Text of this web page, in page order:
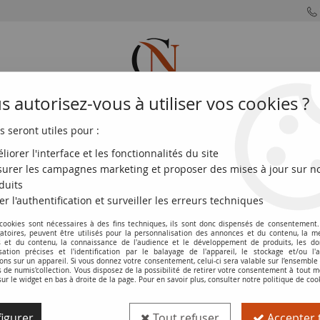
FRANÇAISES DU MONDE EUROS
10000 Guaranies - J.G Rodriguez de Francia - 2022 (2024) -
Billet Paraguay 10000 Guaranies - J.G
Réf. :NCB9187
autorisez-vous à utiliser vos cookies ?
seront utiles pour :
l'interface et les fonctionnalités du site
les campagnes marketing et proposer des mises à jour sur
l'authentification et surveiller les erreurs techniques
sont nécessaires à des fins techniques, ils sont donc dispensés de
peuvent être utilisés pour la personnalisation des annonces et du contenu, la
et du contenu, la connaissance de l'audience et le développement de produits, les
précises et l'identification par le balayage de l'appareil, le stockage et/ou
sur un appareil. Si vous donnez votre consentement, celui-ci sera valable sur l’ensemble
de numis'collection. Vous disposez de la possibilité de retirer votre consentement à tout
le widget en bas à droite de la page. Pour en savoir plus, consulter notre politique de